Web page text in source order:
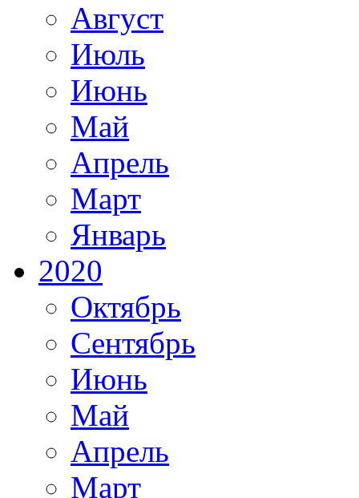
Август
Июль
Июнь
Май
Апрель
Март
Январь
2020
Октябрь
Сентябрь
Июнь
Май
Апрель
Март